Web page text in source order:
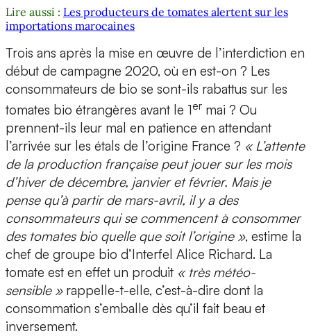
Lire aussi : Les producteurs de tomates alertent sur les
importations marocaines
Trois ans après la mise en œuvre de l’interdiction en
début de campagne 2020, où en est-on ? Les
consommateurs de bio se sont-ils rabattus sur les
tomates bio étrangères avant le 1er mai ? Ou
prennent-ils leur mal en patience en attendant
l’arrivée sur les étals de l’origine France ? « L’attente
de la production française peut jouer sur les mois
d’hiver de décembre, janvier et février. Mais je
pense qu’à partir de mars-avril, il y a des
consommateurs qui se commencent à consommer
des tomates bio quelle que soit l’origine », estime la
chef de groupe bio d’Interfel Alice Richard. La
tomate est en effet un produit « très météo-
sensible »rappelle-t-elle, c’est-à-dire dont la
consommation s’emballe dès qu’il fait beau et
inversement.